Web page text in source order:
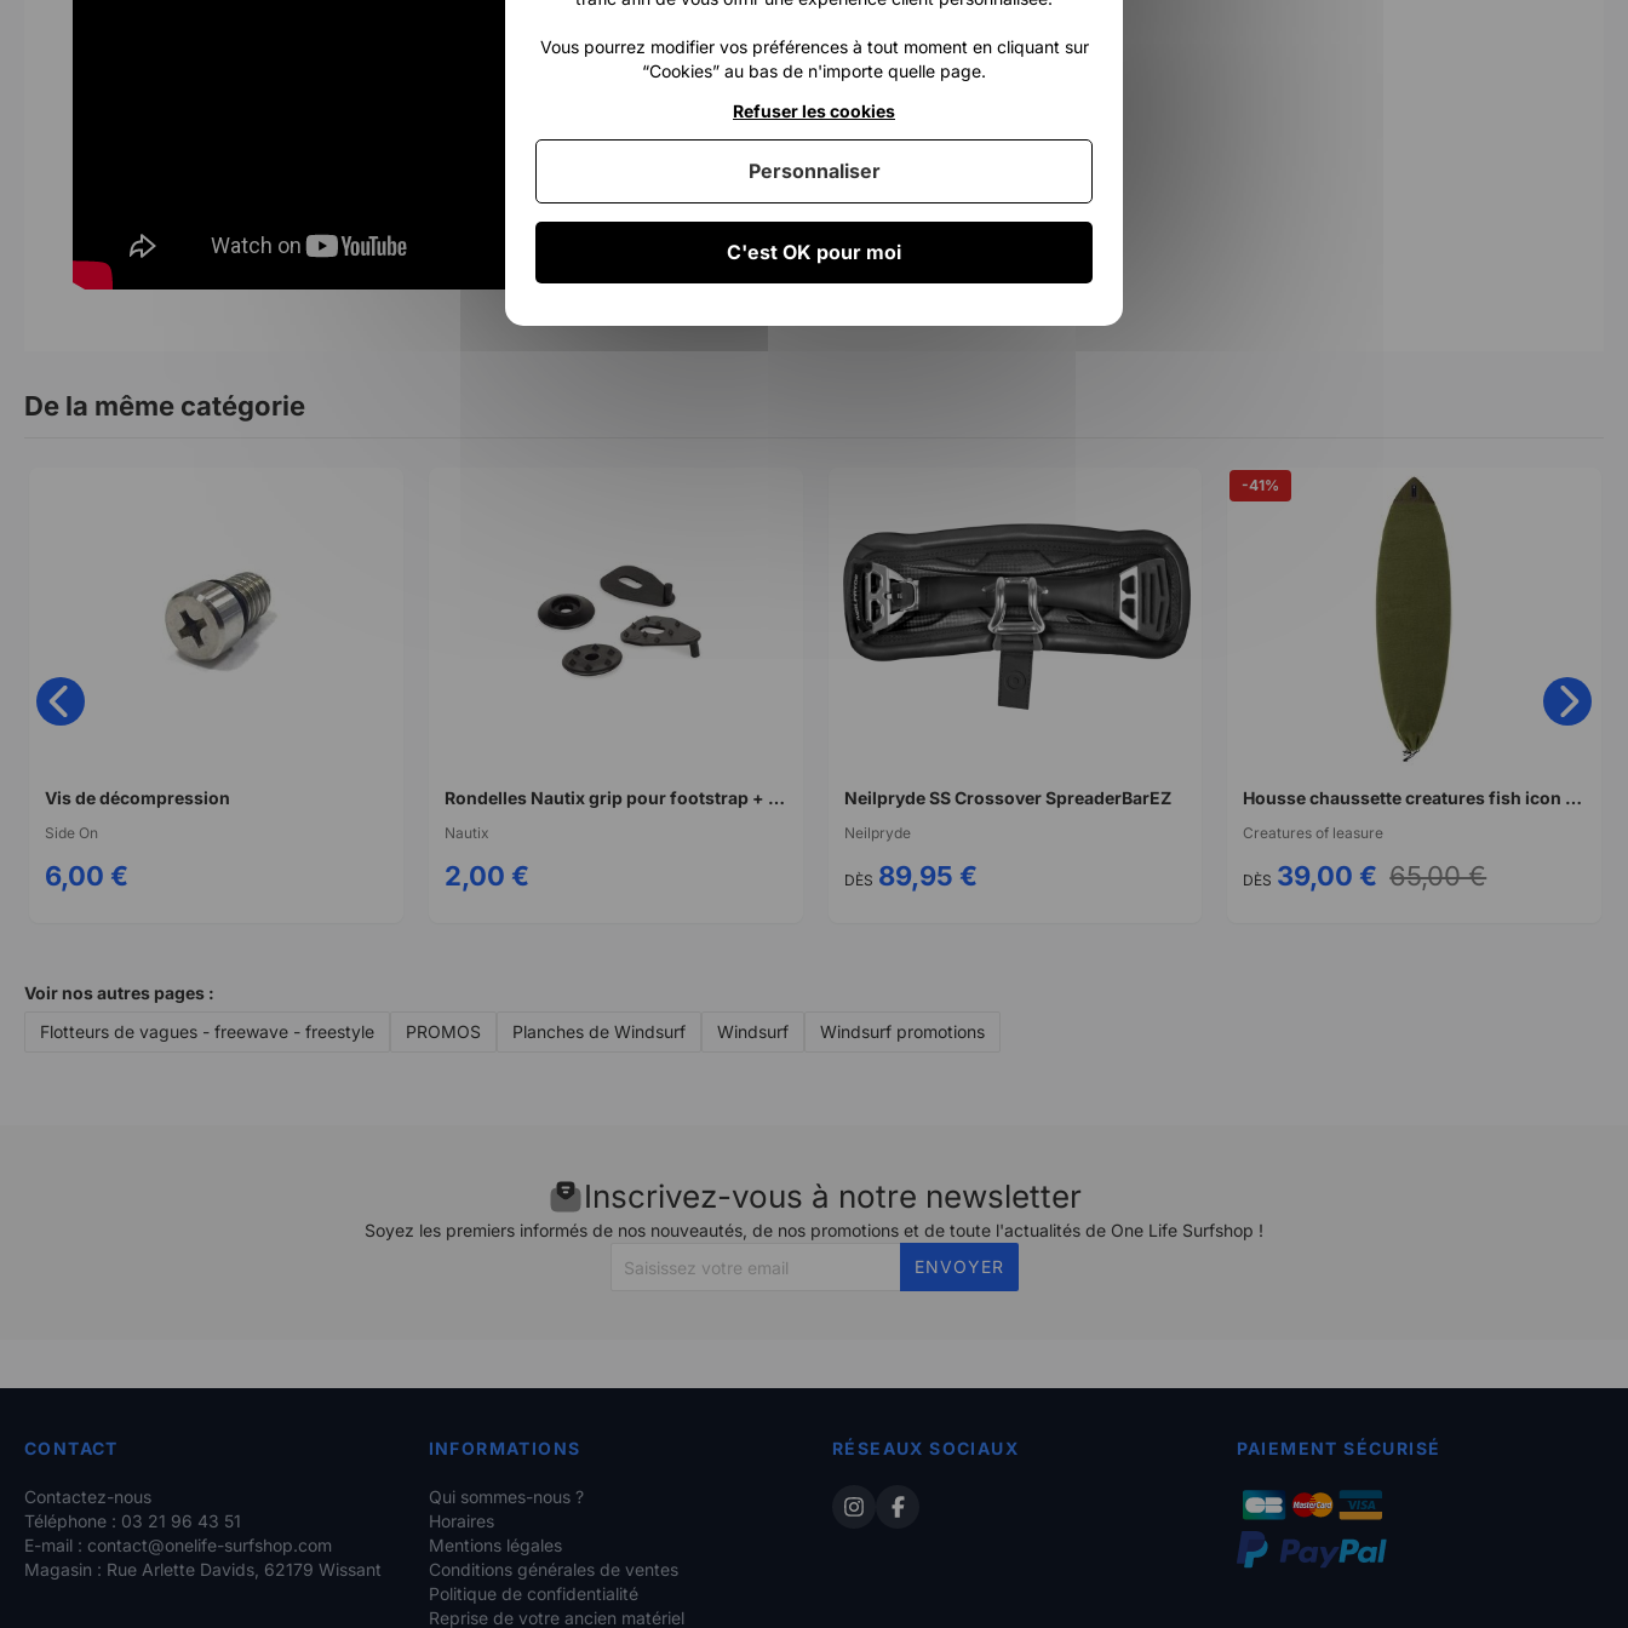
De la même catégorie
Vis de décompression
Side On
6,00 €
Rondelles Nautix grip pour footstrap + platines anti-rotation
Nautix
2,00 €
Neilpryde SS Crossover SpreaderBarEZ
Neilpryde
DÈS 89,95 €
Housse chaussette creatures fish icon sox military
Creatures of leasure
DÈS 39,00 € 65,00 €
-41%
Voir nos autres pages :
Flotteurs de vagues - freewave - freestyle
PROMOS Planches de Windsurf Windsurf Windsurf promotions
Inscrivez-vous à notre newsletter
Soyez les premiers informés de nos nouveautés, de nos promotions et de toute l'actualités de One Life Surfshop !
ENVOYER
CONTACT
Contactez-nous
Téléphone : 03 21 96 43 51
E-mail : contact@onelife-surfshop.com
Magasin : Rue Arlette Davids, 62179 Wissant
INFORMATIONS
Qui sommes-nous ?
Horaires
Mentions légales
Conditions générales de ventes
Politique de confidentialité
Reprise de votre ancien matériel
RÉSEAUX SOCIAUX PAIEMENT SÉCURISÉ
Vous pourrez modifier vos préférences à tout moment en cliquant sur
“Cookies” au bas de n'importe quelle page.
C'est OK pour moi
Refuser les cookies
Personnaliser